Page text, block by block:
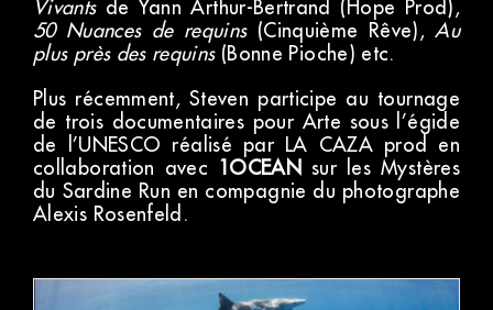
Vivantsde Yann Arthur-Bertrand (Hope Prod),
50 Nuances de requins(Cinquième Rêve),Au
plus près des requins(Bonne Pioche) etc.
Plus récemment, Steven participe au tournage
de trois documentaires pour Arte sous l’égide
de l’UNESCO réalisé par LA CAZA prod en
collaboration avec 1OCEAN sur les Mystères
du Sardine Run en compagnie du photographe
Alexis Rosenfeld.